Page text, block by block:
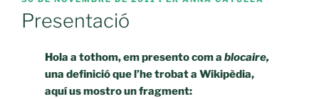
A
Presentació
Hola a tothom, em presento com a blocaire,
una definició que l’he trobat a Wikipèdia,
aquí us mostro un fragment: